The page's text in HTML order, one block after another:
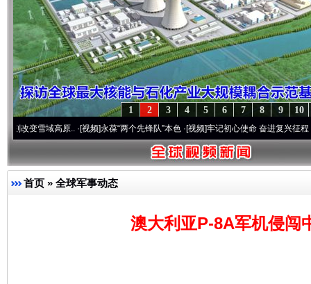
10
9
8
7
6
5
4
3
2
1
域高原..·[视频]永葆“两个先锋队”本色·[视频]牢记初心使命 奋进复兴征程丨宝塔山下
首页 » 全球军事动态
澳大利亚P-8A军机侵闯